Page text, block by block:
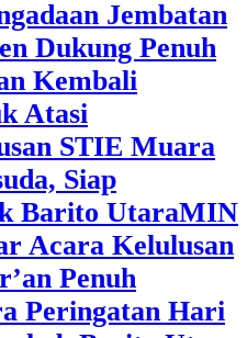
Jembatan
Dukung Penuh
Kembali
Atasi
STIE Muara
Siap
Barito UtaraMIN
Acara Kelulusan
Penuh
Peringatan Hari